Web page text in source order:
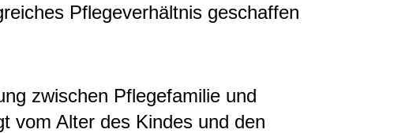
Pflegeverhältnis geschaffen
zwischen Pflegefamilie und
vom Alter des Kindes und den